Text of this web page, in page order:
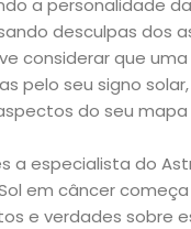
a personalidade
desculpas dos
considerar que
pelo seu signo
do seu mapa
a especialista do
em câncer começa
e verdades sobre